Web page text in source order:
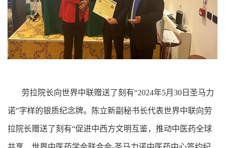
劳拉院长向世界中联赠送了刻有“2024年5月30日圣马力
诺”字样的银质纪念牌。陈立新副秘书长代表世界中联向劳
拉院长赠送了刻有“促进中西方文明互鉴，推动中医药全球